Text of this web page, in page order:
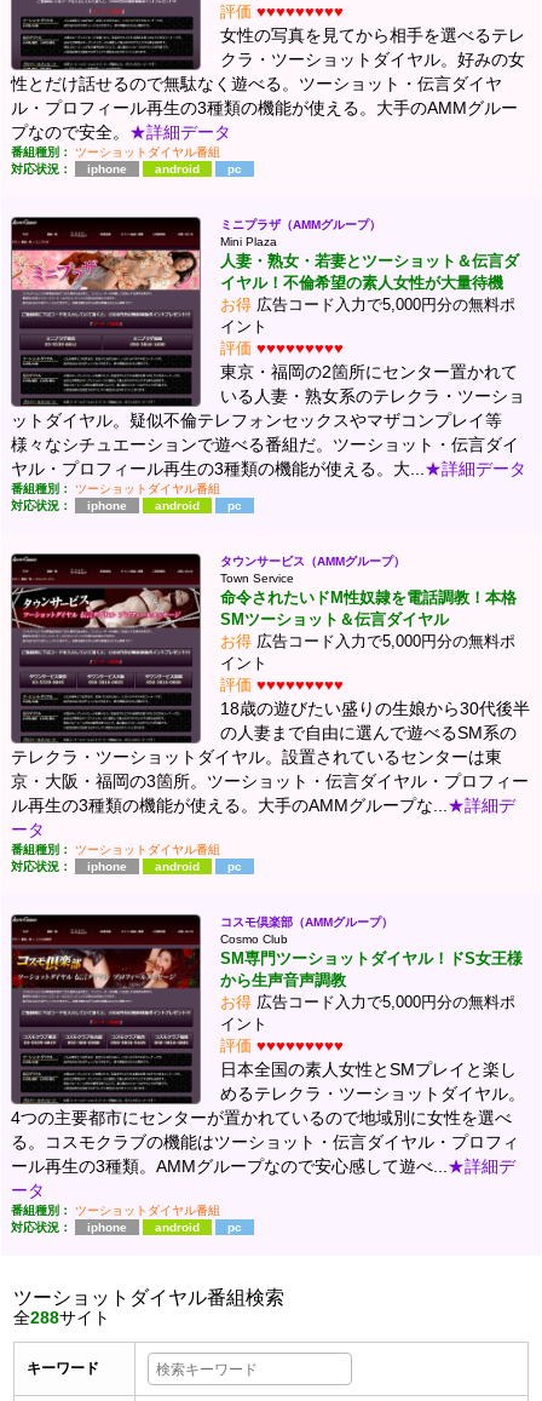
評価 ♥♥♥♥♥♥♥♥♥
女性の写真を見てから相手を選べるテレ
クラ・ツーショットダイヤル。好みの女
性とだけ話せるので無駄なく遊べる。ツーショット・伝言ダイヤ
ル・プロフィール再生の3種類の機能が使える。大手のAMMグルー
プなので安全。 ★詳細データ
番組種別：
ツーショットダイヤル番組
対応状況：
iphone android pc
ミニプラザ（AMMグループ）
Mini Plaza
人妻・熟女・若妻とツーショット＆伝言ダ
イヤル！不倫希望の素人女性が大量待機
お得 広告コード入力で5,000円分の無料ポ
イント
評価 ♥♥♥♥♥♥♥♥♥
東京・福岡の2箇所にセンター置かれて
いる人妻・熟女系のテレクラ・ツーショ
ットダイヤル。疑似不倫テレフォンセックスやマザコンプレイ等
様々なシチュエーションで遊べる番組だ。ツーショット・伝言ダイ
ヤル・プロフィール再生の3種類の機能が使える。大... ★詳細データ
番組種別：
ツーショットダイヤル番組
対応状況：
iphone android pc
タウンサービス（AMMグループ）
Town Service
命令されたいドM性奴隷を電話調教！本格
SMツーショット＆伝言ダイヤル
お得 広告コード入力で5,000円分の無料ポ
イント
評価 ♥♥♥♥♥♥♥♥♥
18歳の遊びたい盛りの生娘から30代後半
の人妻まで自由に選んで遊べるSM系の
テレクラ・ツーショットダイヤル。設置されているセンターは東
京・大阪・福岡の3箇所。ツーショット・伝言ダイヤル・プロフィー
ル再生の3種類の機能が使える。大手のAMMグループな... ★詳細デ
ータ
番組種別：
ツーショットダイヤル番組
対応状況：
iphone android pc
コスモ倶楽部（AMMグループ）
Cosmo Club
SM専門ツーショットダイヤル！ドS女王様
から生声音声調教
お得 広告コード入力で5,000円分の無料ポ
イント
評価 ♥♥♥♥♥♥♥♥♥
日本全国の素人女性とSMプレイと楽し
めるテレクラ・ツーショットダイヤル。
4つの主要都市にセンターが置かれているので地域別に女性を選べ
る。コスモクラブの機能はツーショット・伝言ダイヤル・プロフィ
ール再生の3種類。AMMグループなので安心感して遊べ... ★詳細デ
ータ
番組種別：
ツーショットダイヤル番組
対応状況：
iphone android pc
ツーショットダイヤル番組検索
全288サイト
キーワード